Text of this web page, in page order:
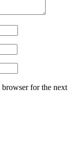
browser for the next